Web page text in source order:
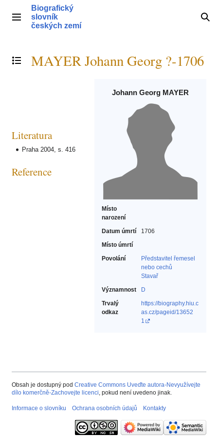
obsahHlavní menu
Biografický
slovník
českých zemí
Přepnout obsah
MAYER Johann Georg ?-1706
Johann Georg MAYER
Místo
narození
Datum úmrtí
1706
Místo úmrtí
Povolání
Představitel řemesel
nebo cechů‎
Stavař‎
Významnost
D
Trvalý
odkaz
https://biography.hiu.c
as.cz/pageid/13652
1
Literatura
Praha 2004, s. 416
Reference
Obsah je dostupný pod Creative Commons Uveďte autora-Nevyužívejte
dílo komerčně-Zachovejte licenci, pokud není uvedeno jinak.
Informace o slovníku Ochrana osobních údajů Kontakty